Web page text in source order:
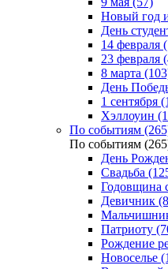
Новый год
День
14 февраля
23 февраля
8 марта
День
1 сентября
Хэллоуин
По событиям
По событиям
День
Свадьба
Годовщина
Девичник
Патриоту
Рождение
Новоселье